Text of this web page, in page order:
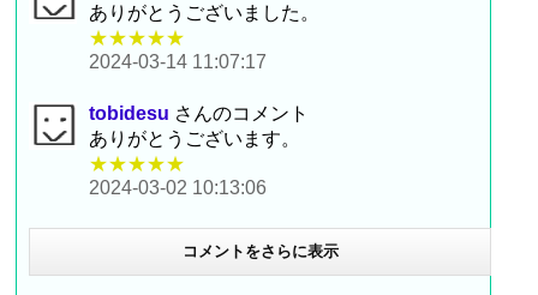
ありがとうございました。
★★★★★
2024-03-14 11:07:17
tobidesu さんのコメント
ありがとうございます。
★★★★★
2024-03-02 10:13:06
コメントをさらに表示